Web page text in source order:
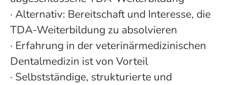
· Alternativ: Bereitschaft und Interesse, die
TDA-Weiterbildung zu absolvieren
· Erfahrung in der veterinärmedizinischen
Dentalmedizin ist von Vorteil
· Selbstständige, strukturierte und